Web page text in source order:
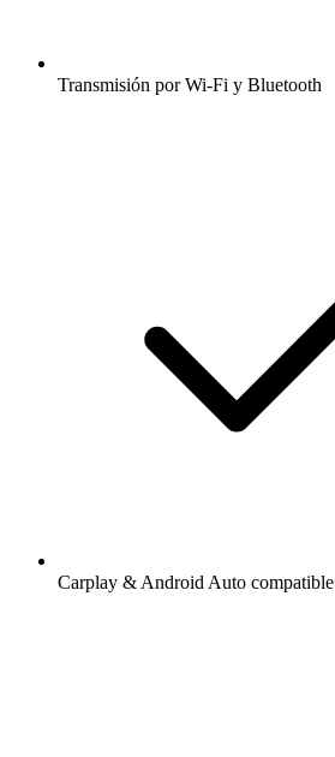
Transmisión por Wi-Fi y Bluetooth
Carplay & Android Auto compatible